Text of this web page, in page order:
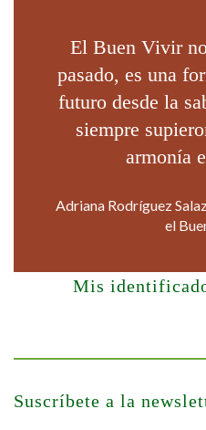
El Buen Vivir
pasado, es una
futuro desde la
siempre
armonía
Adriana Rodríguez
el
Mis
Suscríbete a la